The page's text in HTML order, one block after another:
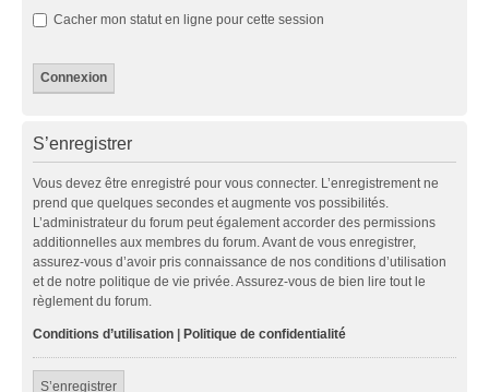
Cacher mon statut en ligne pour cette session
S’enregistrer
Vous devez être enregistré pour vous connecter. L’enregistrement ne
prend que quelques secondes et augmente vos possibilités.
L’administrateur du forum peut également accorder des permissions
additionnelles aux membres du forum. Avant de vous enregistrer,
assurez-vous d’avoir pris connaissance de nos conditions d’utilisation
et de notre politique de vie privée. Assurez-vous de bien lire tout le
règlement du forum.
Conditions d’utilisation Politique de confidentialité
S’enregistrer